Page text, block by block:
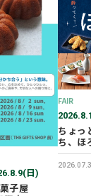
日)
子屋
FAIR
ちょっ
ち、ほ